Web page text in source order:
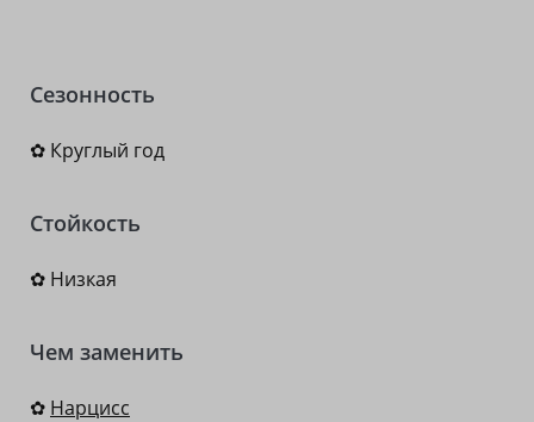
Сезонность
✿ Круглый год
Стойкость
✿ Низкая
Чем заменить
✿ Нарцисс